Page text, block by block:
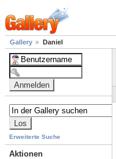
Gallery Daniel
Erweiterte Suche
Aktionen